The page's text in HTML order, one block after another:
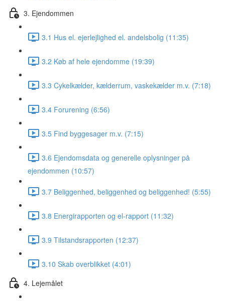
3. Ejendommen
3.1 Hus el. ejerlejlighed el. andelsbolig (11:35)
3.2 Køb af hele ejendomme (19:39)
3.3 Cykelkælder, kælderrum, vaskekælder m.v. (7:18)
3.4 Forurening (6:56)
3.5 Find byggesager m.v. (7:15)
3.6 Ejendomsdata og generelle oplysninger på
ejendommen (10:57)
3.7 Beliggenhed, beliggenhed og beliggenhed! (5:55)
3.8 Energirapporten og el-rapport (11:32)
3.9 Tilstandsrapporten (12:37)
3.10 Skab overblikket (4:01)
4. Lejemålet